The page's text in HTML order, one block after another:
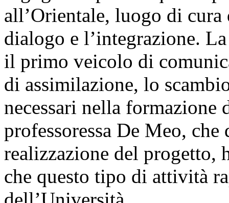
all’Orientale, luogo di
dialogo e l’integrazione.
il primo veicolo di
di assimilazione, lo
necessari nella formazione
professoressa De Meo,
realizzazione del progetto,
che questo tipo di attività